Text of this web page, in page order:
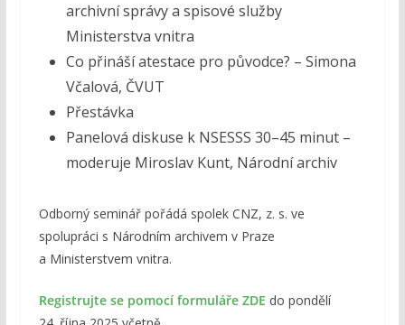
archivní správy a spisové služby
Ministerstva vnitra
Co přináší atestace pro původce? – Simona
Včalová, ČVUT
Přestávka
Panelová diskuse k NSESSS 30–45 minut –
moderuje Miroslav Kunt, Národní archiv
Odborný seminář pořádá spolek CNZ, z. s. ve
spolupráci s Národním archivem v Praze
a Ministerstvem vnitra.
Registrujte se pomocí formuláře ZDE do pondělí